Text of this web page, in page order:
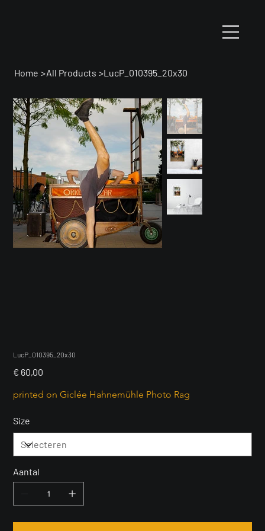
Home >All Products >LucP_010395_20x30
LucP_010395_20x30
€ 60,00
printed on Giclée Hahnemühle Photo Rag
Size
Aantal